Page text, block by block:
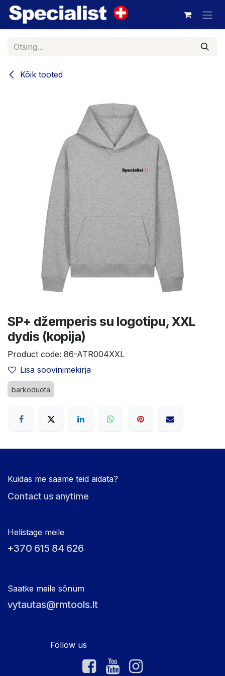
Skip to Content
Kõik tooted
SP+ džemperis su logotipu, XXL
dydis (kopija)
Product code: 86-ATR004XXL
Lisa soovinimekirja
barkoduota
Kuidas me saame teid aidata?
Contact us anytime
Helistage meile
+370 615 84 626
Saatke meile sõnum
vytautas@rmtools.lt
Follow us